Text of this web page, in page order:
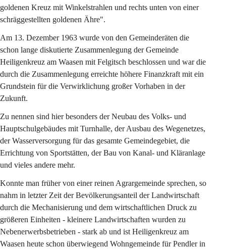
goldenen Kreuz mit Winkelstrahlen und rechts unten von einer
schräggestellten goldenen Ähre".
Am 13. Dezember 1963 wurde von den Gemeinderäten die
schon lange diskutierte Zusammenlegung der Gemeinde
Heiligenkreuz am Waasen mit Felgitsch beschlossen und war die
durch die Zusammenlegung erreichte höhere Finanzkraft mit ein
Grundstein für die Verwirklichung großer Vorhaben in der
Zukunft.
Zu nennen sind hier besonders der Neubau des Volks- und
Hauptschulgebäudes mit Turnhalle, der Ausbau des Wegenetzes,
der Wasserversorgung für das gesamte Gemeindegebiet, die
Errichtung von Sportstätten, der Bau von Kanal- und Kläranlage
und vieles andere mehr.
Konnte man früher von einer reinen Agrargemeinde sprechen, so
nahm in letzter Zeit der Bevölkerungsanteil der Landwirtschaft
durch die Mechanisierung und dem wirtschaftlichen Druck zu
größeren Einheiten - kleinere Landwirtschaften wurden zu
Nebenerwerbsbetrieben - stark ab und ist Heiligenkreuz am
Waasen heute schon überwiegend Wohngemeinde für Pendler in